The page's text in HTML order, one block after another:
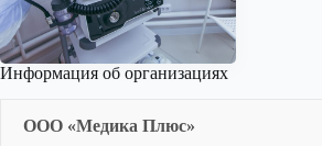
Информация об организациях
ООО «Медика Плюс»